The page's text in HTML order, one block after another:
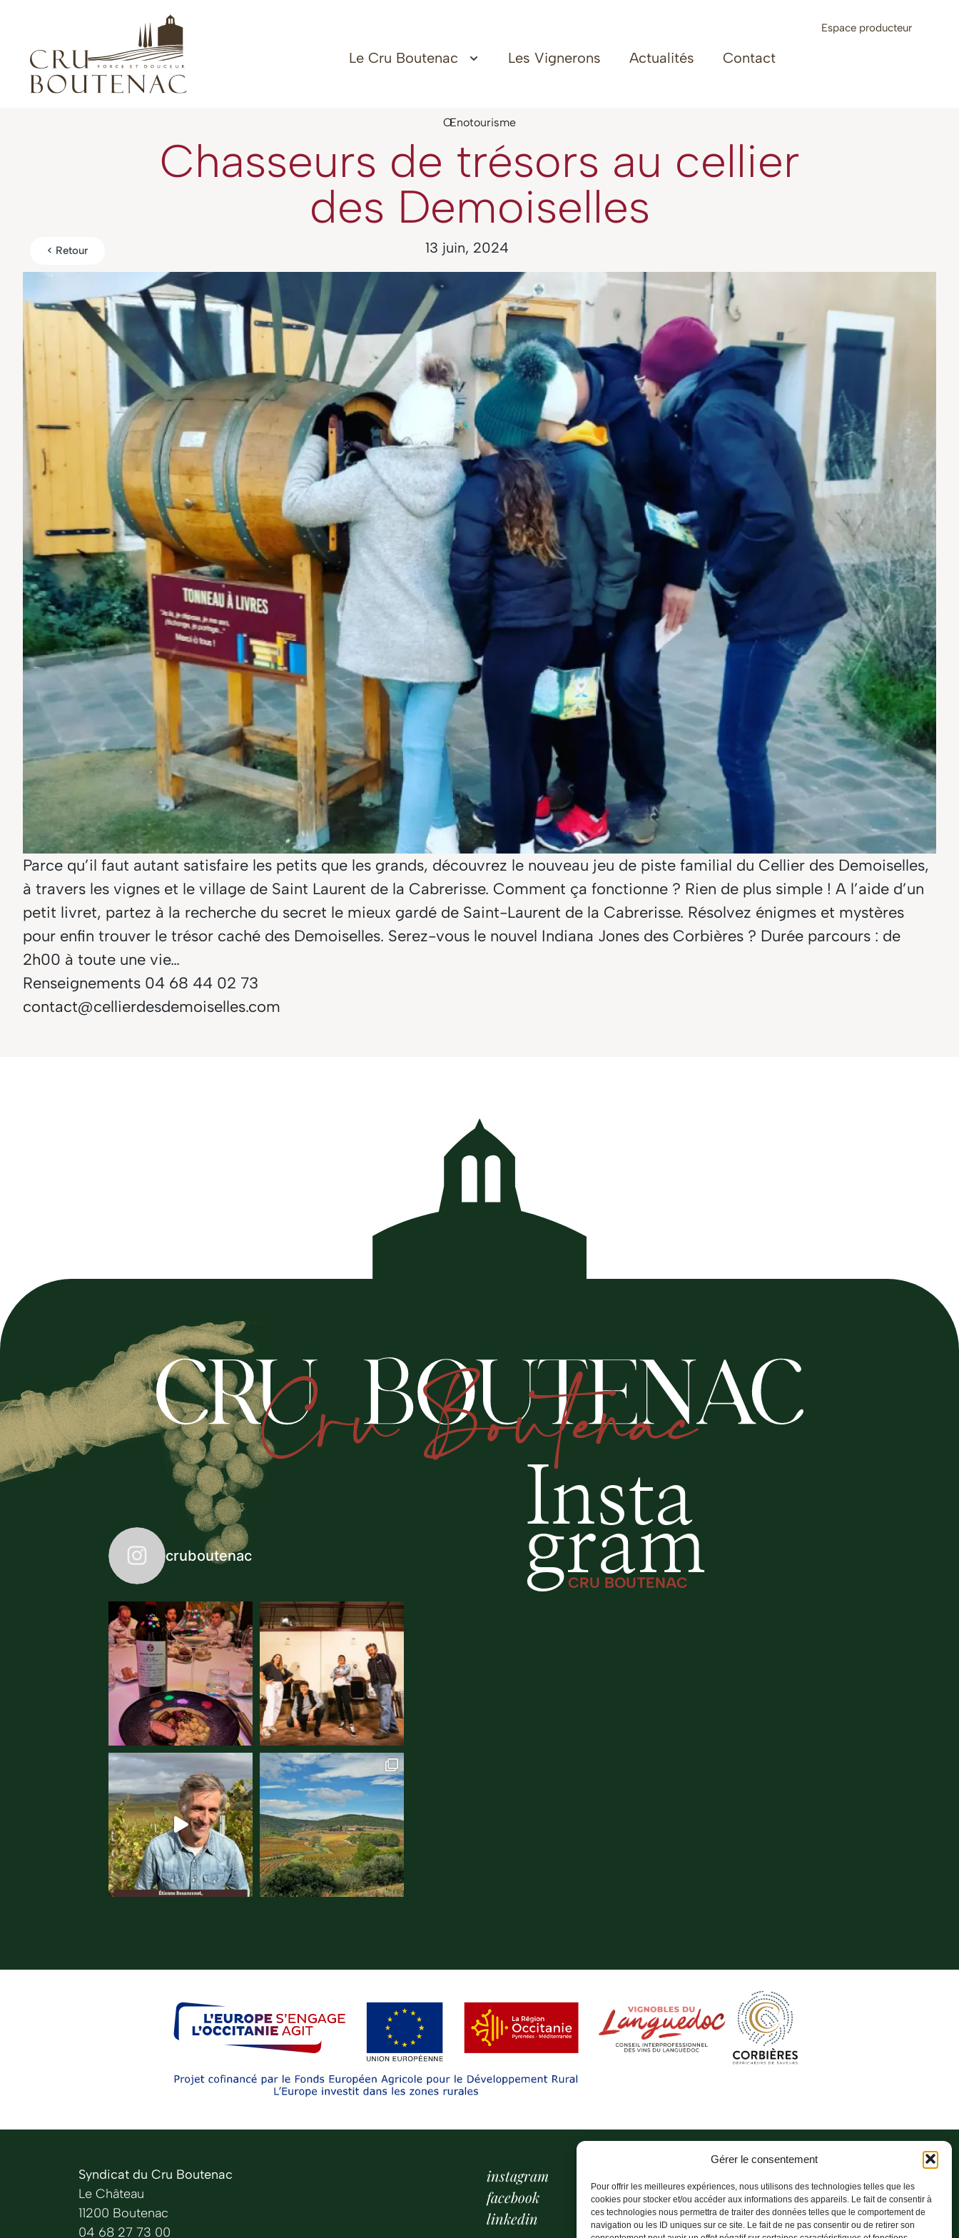
Gérer le consentement
Pour offrir les meilleures expériences, nous utilisons des technologies telles que les
cookies pour stocker et/ou accéder aux informations des appareils. Le fait de consentir à
ces technologies nous permettra de traiter des données telles que le comportement de
navigation ou les ID uniques sur ce site. Le fait de ne pas consentir ou de retirer son
Espace producteur
Le Cru Boutenac Les Vignerons Actualités Contact
Œnotourisme
Chasseurs de trésors au cellier
des Demoiselles
< Retour 13 juin, 2024
Parce qu’il faut autant satisfaire les petits que les grands, découvrez le nouveau jeu de piste familial du Cellier des Demoiselles,
à travers les vignes et le village de Saint Laurent de la Cabrerisse. Comment ça fonctionne ? Rien de plus simple ! A l’aide d’un
petit livret, partez à la recherche du secret le mieux gardé de Saint-Laurent de la Cabrerisse. Résolvez énigmes et mystères
pour enfin trouver le trésor caché des Demoiselles. Serez-vous le nouvel Indiana Jones des Corbières ? Durée parcours : de
2h00 à toute une vie…
Renseignements 04 68 44 02 73
contact@cellierdesdemoiselles.com
cruboutenac
Insta
gram
CRU BOUTENAC
Syndicat du Cru Boutenac
Le Château
11200 Boutenac
04 68 27 73 00
instagram
facebook
linkedin